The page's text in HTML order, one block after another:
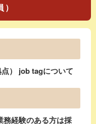
） job tagについて
務経験のある方は採